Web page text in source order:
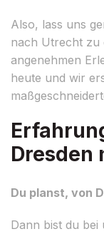
Also, lass uns
nach Utrecht zu
angenehmen
heute und wir
Dresden
Du planst, von
Dann bist du